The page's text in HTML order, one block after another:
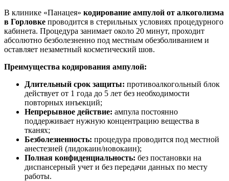
В клинике «Панацея» кодирование ампулой от алкоголизма
в Горловке проводится в стерильных условиях процедурного
кабинета. Процедура занимает около 20 минут, проходит
абсолютно безболезненно под местным обезболиванием и
оставляет незаметный косметический шов.
Преимущества кодирования ампулой:
Длительный срок защиты: противоалкогольный блок
действует от 1 года до 5 лет без необходимости
повторных инъекций;
Непрерывное действие: ампула постоянно
поддерживает нужную концентрацию вещества в
тканях;
Безболезненность: процедура проводится под местной
анестезией (лидокаин/новокаин);
Полная конфиденциальность: без постановки на
диспансерный учет и без передачи данных по месту
работы.